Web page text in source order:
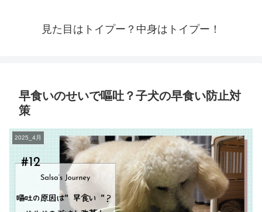
見た目はトイプー？中身はトイプー！
早食いのせいで嘔吐？子犬の早食い防止対
策
2025_4月